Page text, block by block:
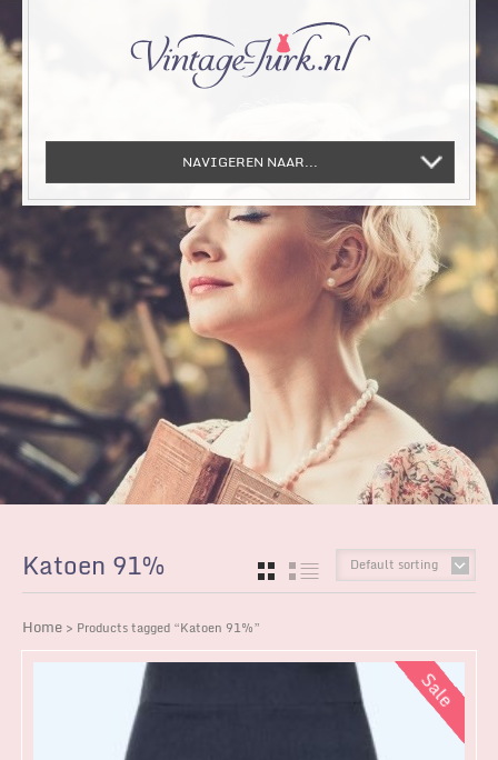
NAVIGEREN NAAR...
Katoen 91% Default sorting
GRID LIST
Home > Products tagged “Katoen 91%”